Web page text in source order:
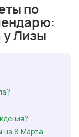
по
у Лизы
на 8 Марта